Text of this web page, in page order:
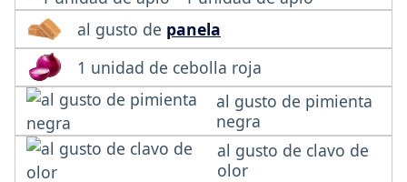
al gusto de panela
1 unidad de cebolla roja
al gusto de pimienta
negra
al gusto de clavo de
olor